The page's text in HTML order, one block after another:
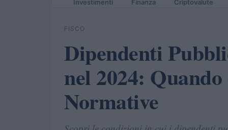
Investimenti Finanza Criptovalute
FISCO
Dipendenti
nel 2024:
Normative